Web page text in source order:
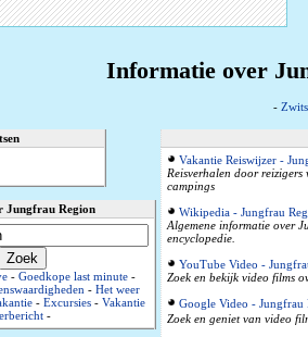
Informatie over
-
Jungfrau Region
- Goedkope last minute-
- Het weer
- Excursies- Vakantie
-
Vakantie Reiswijzer -
Reisverhalen door reizigers
campings
Wikipedia - Jungfrau
Algemene informatie over
encyclopedie.
YouTube Video -
Zoek en bekijk video films
Google Video - Jungfrau
Zoek en geniet van video